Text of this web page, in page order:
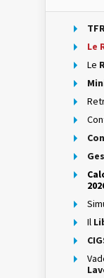
Le
Le
Il